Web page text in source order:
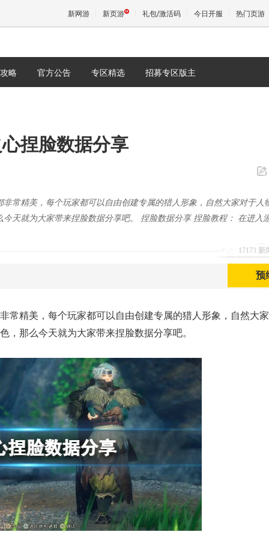
新网游 新页游 礼包/激活码 今日开服 热门页游
略 官方公告 专区精选 招募专区版主
捏脸数据分享
17173 新
常精美，每个玩家都可以自由创建专属的猎人形象，自然大家对于人
天就为大家带来捏脸数据分享吧。 捏脸数据分享 捏脸教程： 在进入
预
常精美，每个玩家都可以自由创建专属的猎人形象，自然大
，那么今天就为大家带来捏脸数据分享吧。